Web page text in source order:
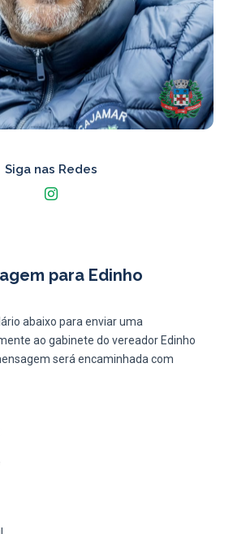
Siga nas Redes
para Edinho
abaixo para enviar uma
ao gabinete do vereador Edinho
será encaminhada com